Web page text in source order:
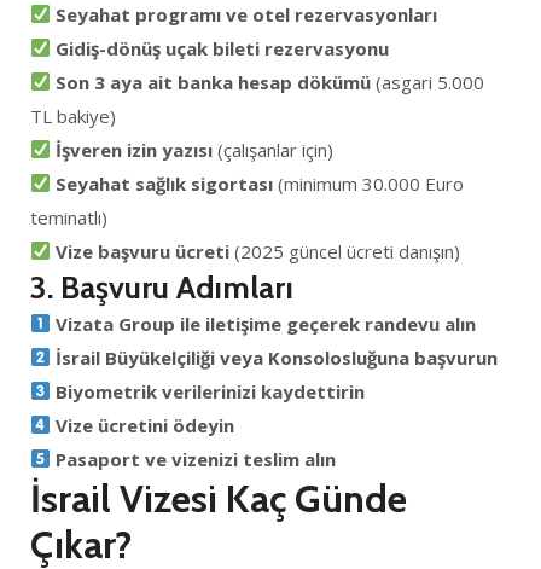
Seyahat programı ve otel rezervasyonları
Gidiş-dönüş uçak bileti rezervasyonu
Son 3 aya ait banka hesap dökümü (asgari 5.000
TL bakiye)
İşveren izin yazısı (çalışanlar için)
Seyahat sağlık sigortası (minimum 30.000 Euro
teminatlı)
Vize başvuru ücreti (2025 güncel ücreti danışın)
3. Başvuru Adımları
Vizata Group ile iletişime geçerek randevu alın
İsrail Büyükelçiliği veya Konsolosluğuna başvurun
Biyometrik verilerinizi kaydettirin
Vize ücretini ödeyin
Pasaport ve vizenizi teslim alın
İsrail Vizesi Kaç Günde
Çıkar?